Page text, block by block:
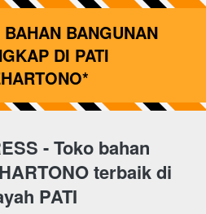
DI PATI
- Toko bahan
terbaik di
PATI